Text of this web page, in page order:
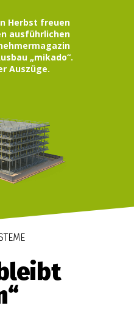
Herbst freuen
ausführlichen
„mikado“.
Auszüge.